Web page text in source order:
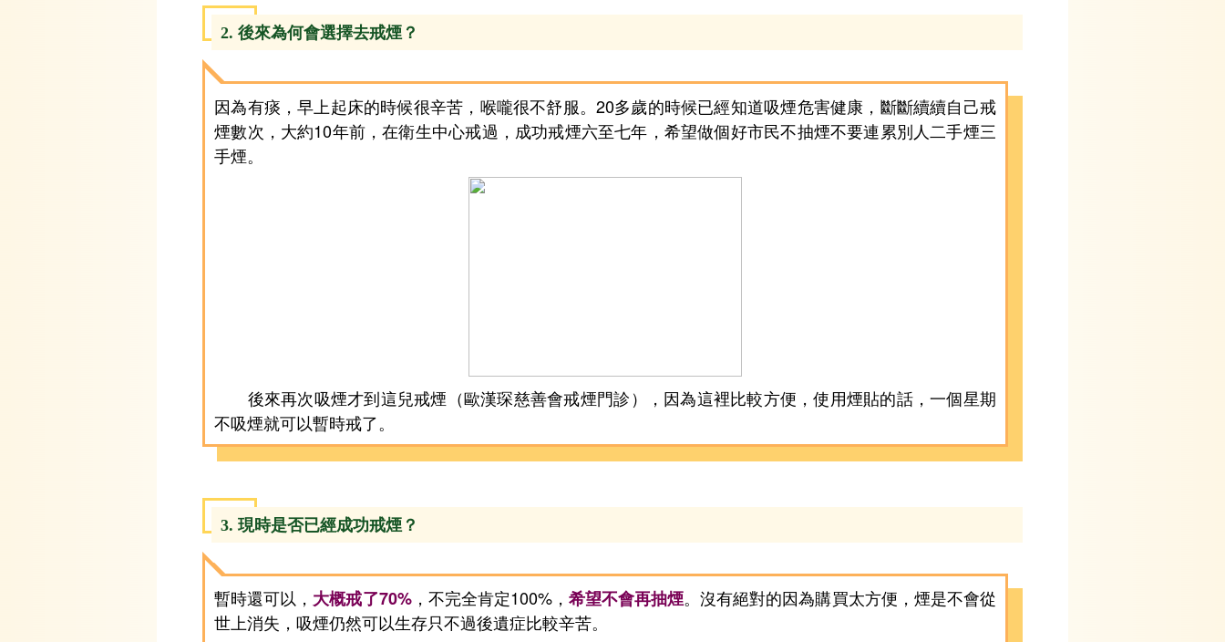
2. 後來為何會選擇去戒煙？
因為有痰，早上起床的時候很辛苦，喉嚨很不舒服。20多歲的時候已經知道吸煙危害健康，斷斷續續自己戒
煙數次，大約10年前，在衛生中心戒過，成功戒煙六至七年，希望做個好市民不抽煙不要連累別人二手煙三
手煙。
後來再次吸煙才到這兒戒煙（歐漢琛慈善會戒煙門診），因為這裡比較方便，使用煙貼的話，一個星期
不吸煙就可以暫時戒了。
3. 現時是否已經成功戒煙？
暫時還可以， 大概戒了70%，不完全肯定100%， 希望不會再抽煙。沒有絕對的因為購買太方便，煙是不會從
世上消失，吸煙仍然可以生存只不過後遺症比較辛苦。